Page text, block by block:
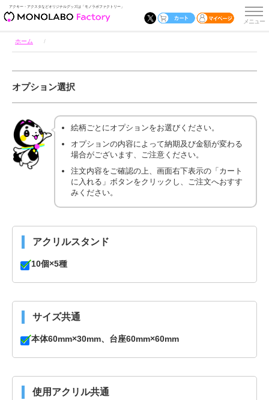
アクキー・アクスタなどオリジナルグッズは「モノラボファクトリー」
ホーム
オプション選択
絵柄ごとにオプションをお選びください。
オプションの内容によって納期及び金額が変わる
場合がございます、ご注意ください。
注文内容をご確認の上、画面右下表示の「カート
に入れる」ボタンをクリックし、ご注文へおすす
みください。
アクリルスタンド
10個×5種
サイズ共通
本体60mm×30mm、台座60mm×60mm
使用アクリル共通